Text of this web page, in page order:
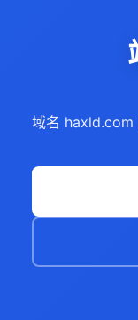
域名 haxld.com